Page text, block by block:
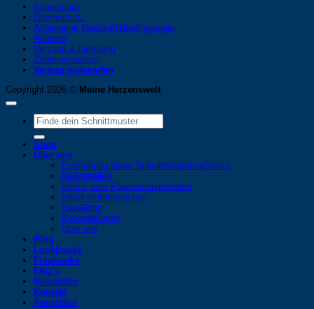
Impressum
Datenschutz
Allgemeine Geschäftsbedingungen
Widerruf
Versand & Lieferung
Zahlungsweisen
Vertrag widerrufen
Copyright 2026 © Meine Herzenswelt
Suche
nach:
Shop
Über uns
Entstehung eines Schnittmusters/eBooks
Maßtabellen
eBook oder Papierschnittmuster
Händlerinformationen
SewAlong
Kooperationen
Über uns
Blog
Lookbooks
Freebooks
FAQ’s
Newsletter
Kontakt
Anmelden